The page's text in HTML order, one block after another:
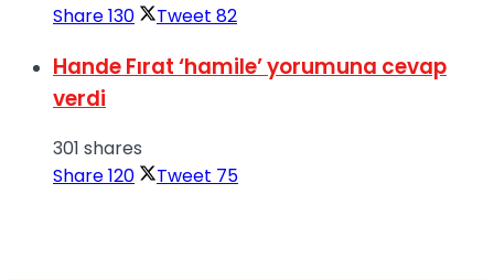
Share130 Tweet 82
Hande Fırat ‘hamile’ yorumuna cevap
verdi
301 shares
Share120 Tweet 75